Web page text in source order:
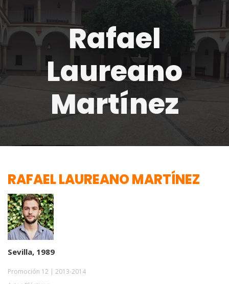
Rafael
Laureano
Martínez
RAFAEL LAUREANO MARTÍNEZ
Sevilla, 1989
Promoción 12 | 2013-2014